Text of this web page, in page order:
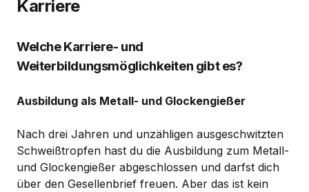
Karriere
Welche Karriere- und
Weiterbildungsmöglichkeiten gibt es?
Ausbildung als Metall- und Glockengießer
Nach drei Jahren und unzähligen ausgeschwitzten
Schweißtropfen hast du die Ausbildung zum Metall-
und Glockengießer abgeschlossen und darfst dich
über den Gesellenbrief freuen. Aber das ist kein